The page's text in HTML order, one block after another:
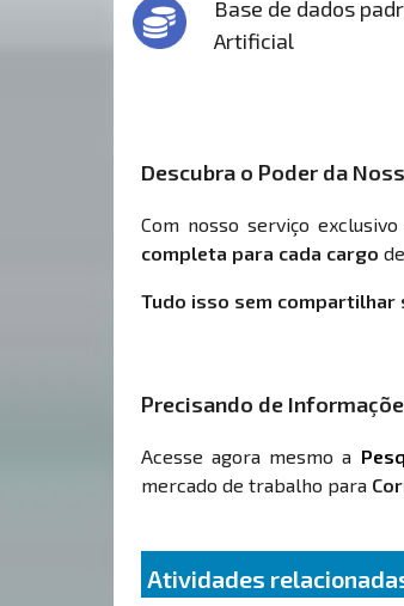
Base de dados
Artificial
Descubra o Poder da
Com nosso serviço exclusivo
completa para cada cargo
Tudo isso sem compartilhar
Precisando de
Acesse agora mesmo a
mercado de trabalho para
Atividades